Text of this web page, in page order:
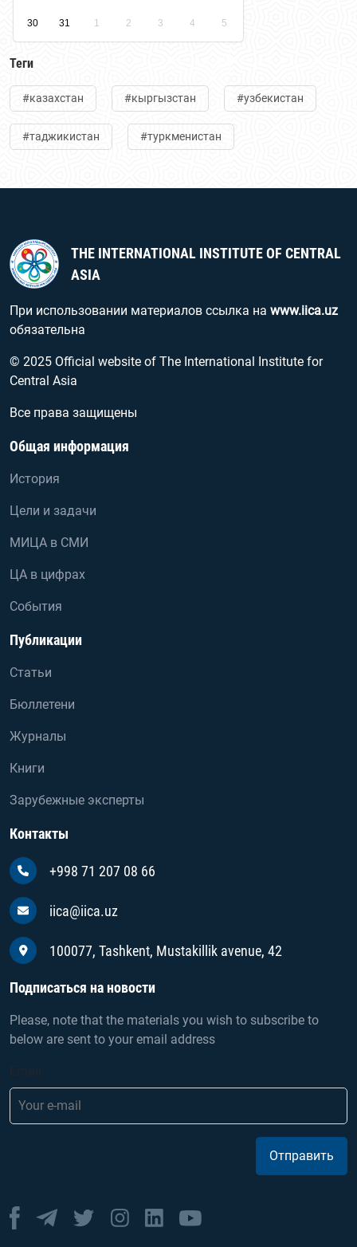
30 31 1 2 3 4 5
Теги
#казахстан #кыргызстан #узбекистан
#таджикистан #туркменистан
THE INTERNATIONAL INSTITUTE OF CENTRAL
ASIA
При использовании материалов ссылка на www.iica.uz
обязательна
© 2025 Official website of The International Institute for
Central Asia
Все права защищены
Общая информация
История
Цели и задачи
МИЦА в СМИ
ЦА в цифрах
События
Публикации
Статьи
Бюллетени
Журналы
Книги
Зарубежные эксперты
Контакты
+998 71 207 08 66
iica@iica.uz
100077, Tashkent, Mustakillik avenue, 42
Подписаться на новости
Please, note that the materials you wish to subscribe to
below are sent to your email address
Отправить